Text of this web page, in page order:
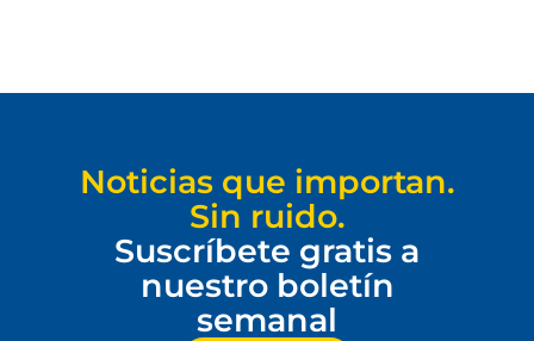
Noticias que importan.
Sin ruido.
Suscríbete gratis a
nuestro boletín
semanal